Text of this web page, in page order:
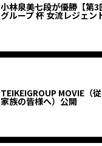
小林泉美七段が優勝【第3
グループ 杯 女流レジェン
TEIKEIGROUP MOVIE（
家族の皆様へ）公開